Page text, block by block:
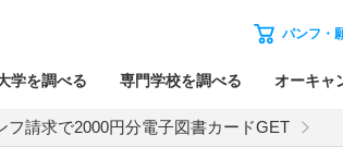
パンフ・
学を調べる 専門学校を調べる オーキャ
フ請求で2000円分電子図書カードGET